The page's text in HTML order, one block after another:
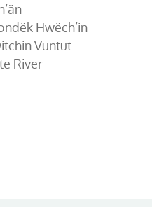
Hwëch’in
Vuntut
River